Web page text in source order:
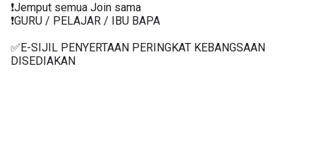
❗️Jemput semua Join sama
❗️GURU / PELAJAR / IBU BAPA
✅E-SIJIL PENYERTAAN PERINGKAT KEBANGSAAN
DISEDIAKAN